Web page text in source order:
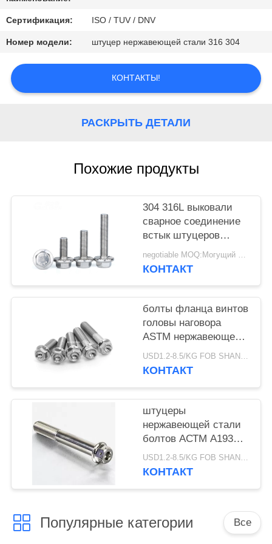
КАЧЕСТВА
СВЯЖИТЕСЬ
МЫ
СПРОСИТЕ
Сертификация: ISO / TUV / DNV
Номер модели: штуцер нержавеющей стали 316 304
КОНТАКТЫ!
РАСКРЫТЬ ДЕТАЛИ
Похожие продукты
304 316L выковали
сварное соединение
встык штуцеров
нержавеющей стали
санитарное уменьшая
negotiable MOQ:Могущий быть предметом переговоров
КОНТАКТ
болты фланца винтов
головы наговора
ASTM нержавеющей
стали 6mm A193
главные
USD1.2-8.5/KG FOB SHANGHAI MOQ:10Pieces
КОНТАКТ
штуцеры
нержавеющей стали
болтов АСТМ А193
головы наговора 6ммUSD1.2-8.5/KG FOB SHANGHAI MOQ:10пьесес
КОНТАКТ
Популярные категории Все